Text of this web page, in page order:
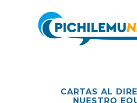
CARTAS AL
NUESTRO